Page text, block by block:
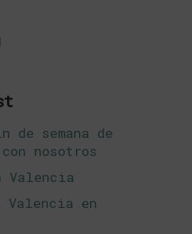
semana de
nosotros
Valencia
Valencia en